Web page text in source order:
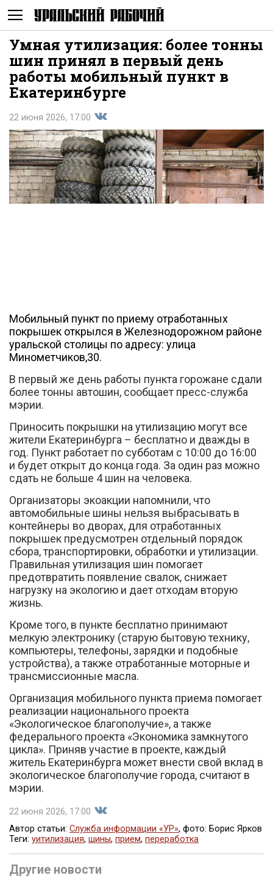
Не
Умная утилизация: более тонны
шин принял в первый день
работы мобильный пункт в
Екатеринбурге
22 июня 2026, 17:00
Поделиться
Вконтакте
Мобильный пункт по приему отработанных
покрышек открылся в Железнодорожном районе
уральской столицы по адресу: улица
Минометчиков,30.
В первый же день работы пункта горожане сдали
более тонны автошин, сообщает пресс-служба
мэрии.
Приносить покрышки на утилизацию могут все
жители Екатеринбурга – бесплатно и дважды в
год. Пункт работает по субботам с 10:00 до 16:00
и будет открыт до конца года. За один раз можно
сдать не больше 4 шин на человека.
Организаторы экоакции напомнили, что
автомобильные шины нельзя выбрасывать в
контейнеры во дворах, для отработанных
покрышек предусмотрен отдельный порядок
сбора, транспортировки, обработки и утилизации.
Правильная утилизация шин помогает
предотвратить появление свалок, снижает
нагрузку на экологию и дает отходам вторую
жизнь.
Кроме того, в пункте бесплатно принимают
мелкую электронику (старую бытовую технику,
компьютеры, телефоны, зарядки и подобные
устройства), а также отработанные моторные и
трансмиссионные масла.
Организация мобильного пункта приема помогает
реализации национального проекта
«Экологическое благополучие», а также
федерального проекта «Экономика замкнутого
цикла». Приняв участие в проекте, каждый
житель Екатеринбурга может внести свой вклад в
экологическое благополучие города, считают в
мэрии.
22 июня 2026, 17:00
Поделиться
Автор статьи: Служба информации «УР», фото: Борис Ярков
Теги: уитилизация, шины, прием, переработка
Другие новости